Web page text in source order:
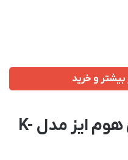
و خرید
دستگاه چسب تفنگی هوم ایز مدل K-